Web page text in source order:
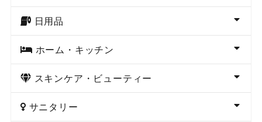
日用品
ホーム・キッチン
スキンケア・ビューティー
サニタリー